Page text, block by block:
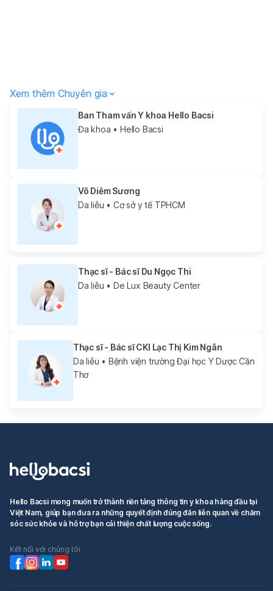
Xem thêm Chuyên gia
Ban Tham vấn Y khoa Hello Bacsi
Đa khoa • Hello Bacsi
Võ Diễm Sương
Da liễu • Cơ sở y tế TPHCM
Thạc sĩ - Bác sĩ Du Ngọc Thi
Da liễu • De Lux Beauty Center
Thạc sĩ - Bác sĩ CKI Lạc Thị Kim Ngân
Da liễu • Bệnh viện trường Đại học Y Dược Cần
Thơ
Hello Bacsi mong muốn trở thành nền tảng thông tin y khoa hàng đầu tại
Việt Nam, giúp bạn đưa ra những quyết định đúng đắn liên quan về chăm
sóc sức khỏe và hỗ trợ bạn cải thiện chất lượng cuộc sống.
Kết nối với chúng tôi